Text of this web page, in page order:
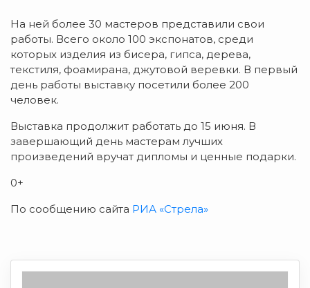
На ней более 30 мастеров представили свои
работы. Всего около 100 экспонатов, среди
которых изделия из бисера, гипса, дерева,
текстиля, фоамирана, джутовой веревки. В первый
день работы выставку посетили более 200
человек.
Выставка продолжит работать до 15 июня. В
завершающий день мастерам лучших
произведений вручат дипломы и ценные подарки.
0+
По сообщению сайта РИА «Стрела»